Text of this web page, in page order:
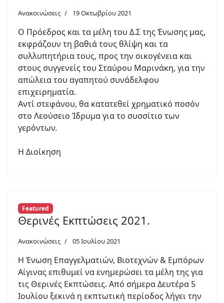
Ανακοινώσεις 19 Οκτωβρίου 2021
Ο Πρόεδρος και τα μέλη του Δ.Σ της Ένωσης μας,
εκφράζουν τη βαθιά τους θλίψη και τα
συλλυπητήρια τους, προς την οικογένεια και
στους συγγενείς του Σταύρου Μαρινάκη, για την
απώλεια του αγαπητού συνάδελφου
επιχειρηματία.
Αντί στεφάνου, θα κατατεθεί χρηματικό ποσόν
στο Λεούσειο Ίδρυμα για το συσσίτιο των
γερόντων.
Η Διοίκηση
Featured
Θερινές Εκπτώσεις 2021.
Ανακοινώσεις 05 Ιουλίου 2021
Η Ένωση Επαγγελματιών, Βιοτεχνών & Εμπόρων
Αίγινας επιθυμεί να ενημερώσει τα μέλη της για
τις Θερινές Εκπτώσεις. Από σήμερα Δευτέρα 5
Ιουλίου ξεκινά η εκπτωτική περίοδος λήγει την